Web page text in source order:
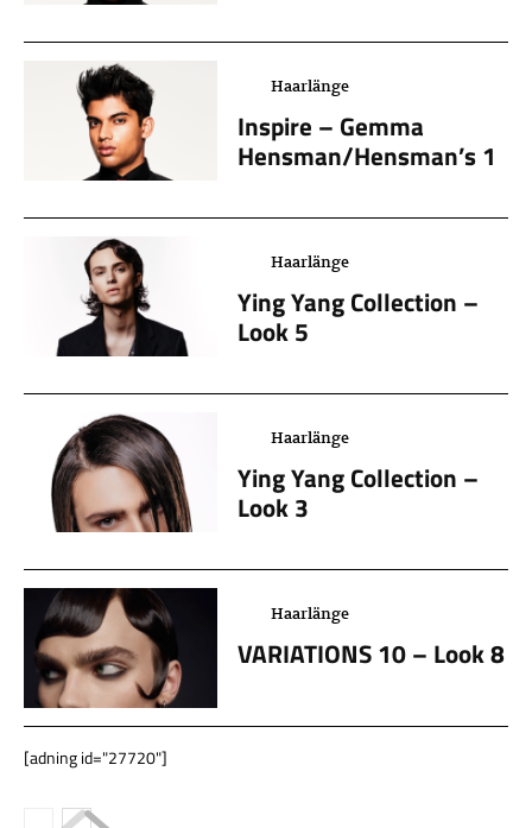
Haarlänge
Inspire – Gemma
Hensman/Hensman’s 1
Haarlänge
Ying Yang Collection –
Look 5
Haarlänge
Ying Yang Collection –
Look 3
Haarlänge
VARIATIONS 10 – Look 8
[adning id="27720"]